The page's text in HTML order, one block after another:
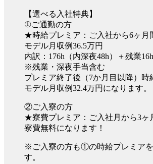
【選べる入社特典】
①ご通勤の方
★時給プレミア：ご入社から6ヶ月
モデル月収例36.5万円
内訳：176h（内深夜48h）＋残業
※残業・深夜手当含む
プレミア終了後（7か月目以降）時
モデル月収例32.4万円になります。
②ご入寮の方
★寮費プレミア：ご入社月から3ヶ
寮費無料になります！
※ご入寮の方も①の時給プレミアを
す。